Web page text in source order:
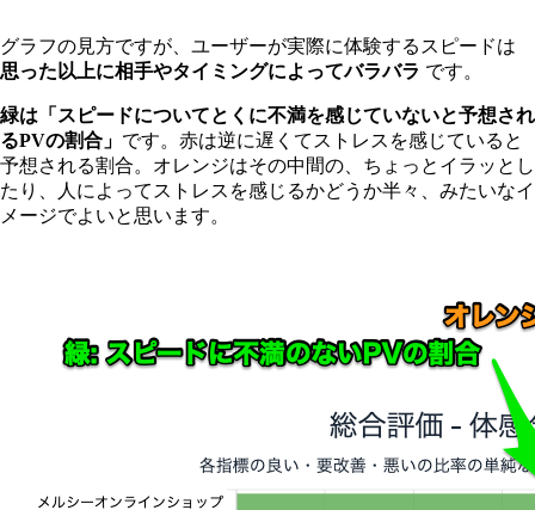
グラフの見方ですが、ユーザーが実際に体験するスピードは
思った以上に相手やタイミングによってバラバラ です。
緑は「スピードについてとくに不満を感じていないと予想され
るPVの割合」 です。赤は逆に遅くてストレスを感じていると
予想される割合。オレンジはその中間の、ちょっとイラッとし
たり、人によってストレスを感じるかどうか半々、みたいなイ
メージでよいと思います。